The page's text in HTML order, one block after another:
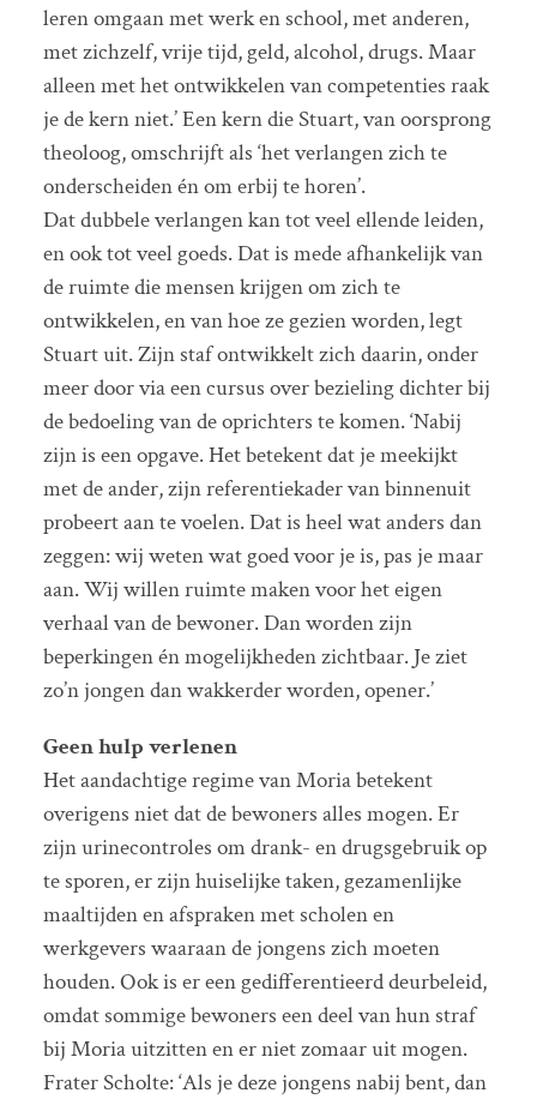
leren omgaan met werk en school, met anderen,
met zichzelf, vrije tijd, geld, alcohol, drugs. Maar
alleen met het ontwikkelen van competenties raak
je de kern niet.’ Een kern die Stuart, van oorsprong
theoloog, omschrijft als ‘het verlangen zich te
onderscheiden én om erbij te horen’.
Dat dubbele verlangen kan tot veel ellende leiden,
en ook tot veel goeds. Dat is mede afhankelijk van
de ruimte die mensen krijgen om zich te
ontwikkelen, en van hoe ze gezien worden, legt
Stuart uit. Zijn staf ontwikkelt zich daarin, onder
meer door via een cursus over bezieling dichter bij
de bedoeling van de oprichters te komen. ‘Nabij
zijn is een opgave. Het betekent dat je meekijkt
met de ander, zijn referentiekader van binnenuit
probeert aan te voelen. Dat is heel wat anders dan
zeggen: wij weten wat goed voor je is, pas je maar
aan. Wij willen ruimte maken voor het eigen
verhaal van de bewoner. Dan worden zijn
beperkingen én mogelijkheden zichtbaar. Je ziet
zo’n jongen dan wakkerder worden, opener.’
Geen hulp verlenen
Het aandachtige regime van Moria betekent
overigens niet dat de bewoners alles mogen. Er
zijn urinecontroles om drank- en drugsgebruik op
te sporen, er zijn huiselijke taken, gezamenlijke
maaltijden en afspraken met scholen en
werkgevers waaraan de jongens zich moeten
houden. Ook is er een gedifferentieerd deurbeleid,
omdat sommige bewoners een deel van hun straf
bij Moria uitzitten en er niet zomaar uit mogen.
Frater Scholte: ‘Als je deze jongens nabij bent, dan